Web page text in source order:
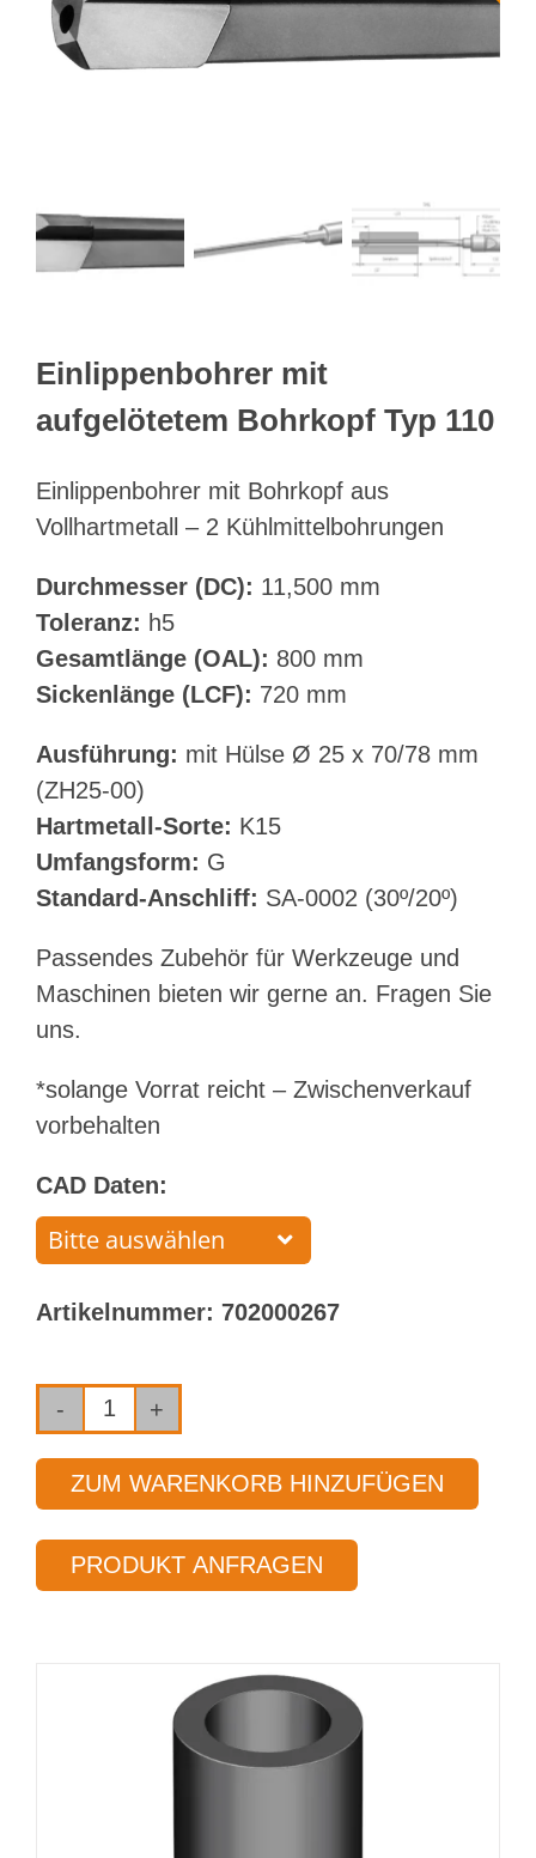
Webshop
Suche
Einlippenbohrer mit
aufgelötetem Bohrkopf Typ 110
Einlippenbohrer mit Bohrkopf aus
Vollhartmetall – 2 Kühlmittelbohrungen
Durchmesser (DC): 11,500 mm
Toleranz: h5
Gesamtlänge (OAL): 800 mm
Sickenlänge (LCF): 720 mm
Ausführung: mit Hülse Ø 25 x 70/78 mm
(ZH25-00)
Hartmetall-Sorte: K15
Umfangsform: G
Standard-Anschliff: SA-0002 (30º/20º)
Passendes Zubehör für Werkzeuge und
Maschinen bieten wir gerne an. Fragen Sie
uns.
*solange Vorrat reicht – Zwischenverkauf
vorbehalten
CAD Daten:
Artikelnummer: 702000267
Einlippenbohrer
mit
aufgelötetem
Typ 110
ZUM WARENKORB HINZUFÜGEN
PRODUKT ANFRAGEN